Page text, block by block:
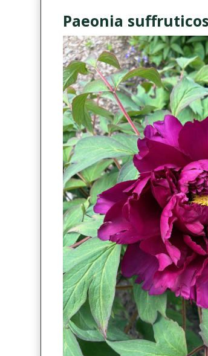
Paeonia